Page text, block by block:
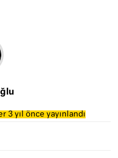
3 yıl önce yayınlandı